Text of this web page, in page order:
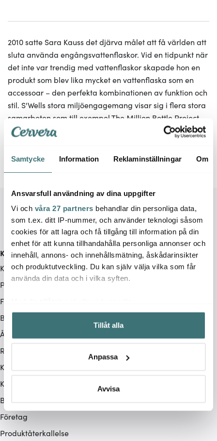
Samtycke Information Reklaminställningar Om
Ansvarsfull användning av dina uppgifter
Vi och våra 27 partners behandlar din personliga data,
som t.ex. ditt IP-nummer, och använder teknologi såsom
cookies för att lagra och få tillgång till information på din
enhet för att kunna tillhandahålla personliga annonser och
innehåll, annons- och innehållsmätning, åskådarinsikter
och produktutveckling. Du kan själv välja vilka som får
använda din data och i vilka syften.
Samla in information om din geografiska plats som
kan ha en noggrannhet på upp till flera meter
Identifiera din enhet genom att aktivt skanna den för
Ta reda på mer om hur dina personliga uppgifter
Du kan ändra eller dra tillbaka ditt samtycke när som
Vi använder cookies för att innehållet och annonserna
ska anpassas efter det som vi tror att du tycker om. Det
Tillåt alla
Anpassa
Avvisa
2010 satte Sara Kauss det djärva målet att få världen att
sluta använda engångsvattenflaskor. Vid en tidpunkt när
det inte var trendig med vattenflaskor skapade hon en
produkt som blev lika mycket en vattenflaska som en
accessoar – den perfekta kombinationen av funktion och
stil. S'Wells stora miljöengagemang visar sig i flera stora
samarbeten som till exempel The Million Bottle Project
och Lonely Whale. De har även flera år i rad gjort en
inspiration till ett mer hållbart sätt att leva i en ännu inte
Kundservice
Kontakta oss / FAQ
Presentkort
Frakt & leverans
Betalningsalternativ
Ångerrätt
Retur & Reklamation
Köpvillkor
Kampanjvillkor
BRA DEAL
Företag
Produktåterkallelse